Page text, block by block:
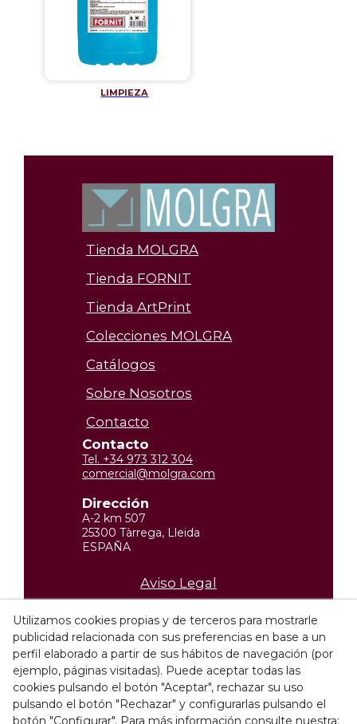
LIMPIEZA
Tienda MOLGRA
Tienda FORNIT
Tienda ArtPrint
Colecciones MOLGRA
Catálogos
Sobre Nosotros
Contacto
Contacto
Tel. +34 973 312 304
comercial@molgra.com
Dirección
A-2 km 507
25300 Tàrrega, Lleida
ESPAÑA
Aviso Legal
Política de privacidad
Política de Cookies
Condiciones de compra
Canal ético
Utilizamos cookies propias y de terceros para mostrarle
publicidad relacionada con sus preferencias en base a un
perfil elaborado a partir de sus hábitos de navegación (por
ejemplo, páginas visitadas). Puede aceptar todas las
cookies pulsando el botón "Aceptar", rechazar su uso
pulsando el botón "Rechazar" y configurarlas pulsando el
botón "Configurar". Para más información consulte nuestra: